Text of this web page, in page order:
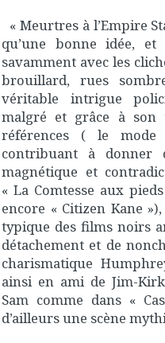
« Meurtres à l’Empire
qu’une bonne idée,
savamment avec les
brouillard, rues
véritable intrigue
malgré et grâce à son
références ( le
contribuant à
magnétique et
« La Comtesse aux
encore « Citizen Kane
typique des films noirs
détachement et de
charismatique
ainsi en ami de Jim-
Sam comme dans «
d’ailleurs une scène